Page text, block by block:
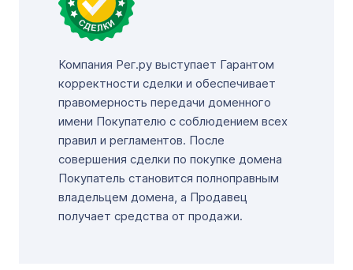
Компания Рег.ру выступает Гарантом
корректности сделки и обеспечивает
правомерность передачи доменного
имени Покупателю с соблюдением всех
правил и регламентов. После
совершения сделки по покупке домена
Покупатель становится полноправным
владельцем домена, а Продавец
получает средства от продажи.